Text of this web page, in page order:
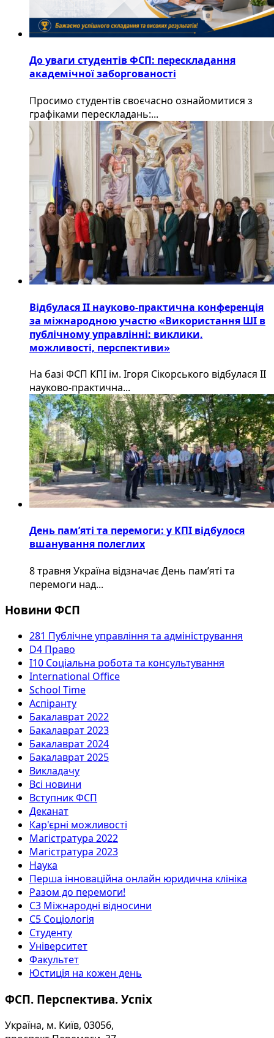
До уваги студентів ФСП: перескладання
академічної заборгованості
Просимо студентів своєчасно ознайомитися з
графіками перескладань:...
Відбулася ІІ науково-практична конференція
за міжнародною участю «Використання ШІ в
публічному управлінні: виклики,
можливості, перспективи»
На базі ФСП КПІ ім. Ігоря Сікорського відбулася ІІ
науково-практична...
День пам’яті та перемоги: у КПІ відбулося
вшанування полеглих
8 травня Україна відзначає День пам’яті та
перемоги над...
Новини ФСП
281 Публічне управління та адміністрування
D4 Право
I10 Соціальна робота та консультування
International Office
School Time
Аспіранту
Бакалаврат 2022
Бакалаврат 2023
Бакалаврат 2024
Бакалаврат 2025
Викладачу
Всі новини
Вступник ФСП
Деканат
Кар'єрні можливості
Магістратура 2022
Магістратура 2023
Наука
Перша інноваційна онлайн юридична клініка
Разом до перемоги!
С3 Міжнародні відносини
С5 Соціологія
Студенту
Університет
Факультет
Юстиція на кожен день
ФСП. Перспектива. Успіх
Україна, м. Київ, 03056,